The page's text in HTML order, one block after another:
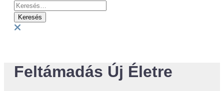
Keresés:
Feltámadás Új Életre